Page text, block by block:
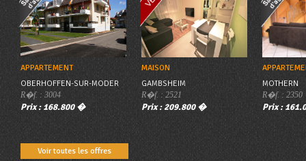
APPARTEMENT
OBERHOFFEN-SUR-MODER
R�f. : 3004
Prix : 168.800 �
MAISON
GAMBSHEIM
R�f. : 2521
Prix : 209.800 �
MOTHERN
R�f. : 2350
Prix :
Voir toutes les offres